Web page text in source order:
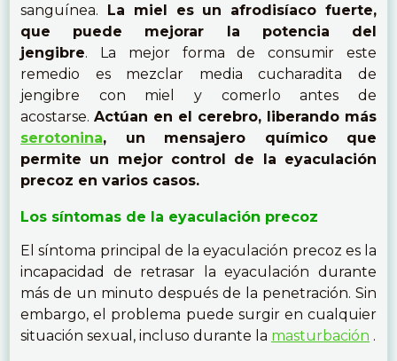
sanguínea. La miel es un afrodisíaco fuerte,
que puede mejorar la potencia del
jengibre. La mejor forma de consumir este
remedio es mezclar media cucharadita de
jengibre con miel y comerlo antes de
acostarse. Actúan en el cerebro, liberando más
serotonina, un mensajero químico que
permite un mejor control de la eyaculación
precoz en varios casos.
Los síntomas de la eyaculación precoz
El síntoma principal de la eyaculación precoz es la
incapacidad de retrasar la eyaculación durante
más de un minuto después de la penetración. Sin
embargo, el problema puede surgir en cualquier
situación sexual, incluso durante la masturbación .